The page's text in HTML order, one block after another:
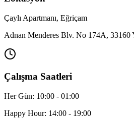
Çaylı Apartmanı, Eğriçam
Adnan Menderes Blv. No 174A, 33160
Çalışma Saatleri
Her Gün: 10:00 - 01:00
Happy Hour: 14:00 - 19:00